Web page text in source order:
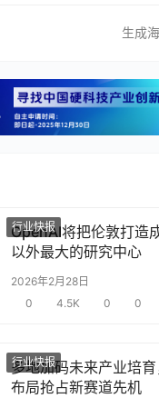
生成
行业快报
OpenAI将把伦敦打造
以外最大的研究中心
2026年2月28日
0
4.5K 0 0
行业快报
多地加码未来产业培
布局抢占新赛道先机